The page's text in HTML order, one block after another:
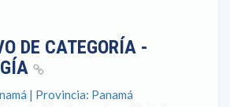
DE CATEGORÍA -
| Provincia: Panamá